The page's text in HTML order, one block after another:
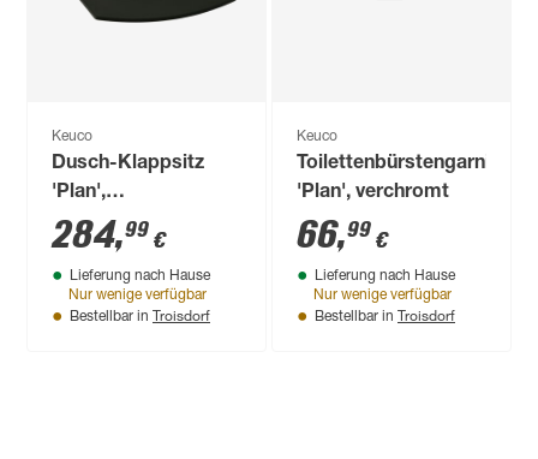
Keuco
Dusch-Klappsitz
'Plan',
verchromt/schwarzgrau
284,99 €
Lieferung nach Hause
Nur wenige verfügbar
Bestellbar in Troisdorf
Keuco
Toilettenbürstengarnitur
'Plan', verchromt
66,99 €
Lieferung nach Hause
Nur wenige verfügbar
Bestellbar in Troisdorf